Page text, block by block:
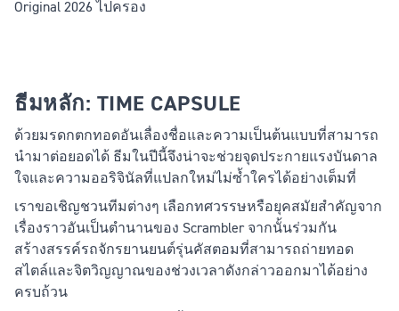
Original 2026 ไปครอง
ธีมหลัก: TIME CAPSULE
ด้วยมรดกตกทอดอันเลื่องชื่อและความเป็นต้นแบบที่สามารถ
นำมาต่อยอดได้ ธีมในปีนี้จึงน่าจะช่วยจุดประกายแรงบันดาล
ใจและความออริจินัลที่แปลกใหม่ไม่ซ้ำใครได้อย่างเต็มที่
เราขอเชิญชวนทีมต่างๆ เลือกทศวรรษหรือยุคสมัยสำคัญจาก
เรื่องราวอันเป็นตำนานของ Scrambler จากนั้นร่วมกัน
สร้างสรรค์รถจักรยานยนต์รุ่นคัสตอมที่สามารถถ่ายทอด
สไตล์และจิตวิญญาณของช่วงเวลาดังกล่าวออกมาได้อย่าง
ครบถ้วน